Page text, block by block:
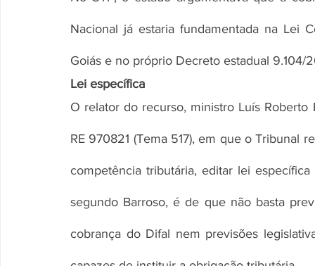
Nacional já estaria fundamentada na Lei
Goiás e no próprio Decreto estadual 9.104/
Lei específica
O relator do recurso, ministro Luís
RE 970821 (Tema 517), em que o Tribunal
competência tributária, editar lei
segundo Barroso, é de que não basta
cobrança do Difal nem previsões